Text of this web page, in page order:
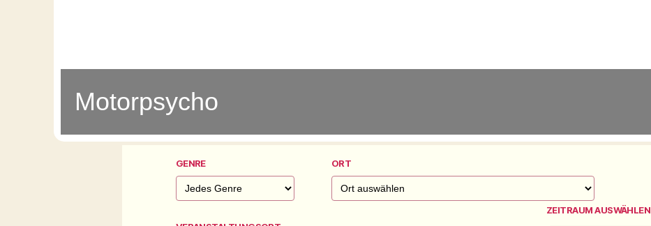
Motorpsycho
GENRE ORT
ZEITRAUM AUSWÄHLEN